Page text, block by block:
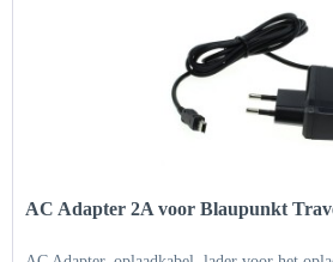
AC Adapter 2A voor Blaupunkt